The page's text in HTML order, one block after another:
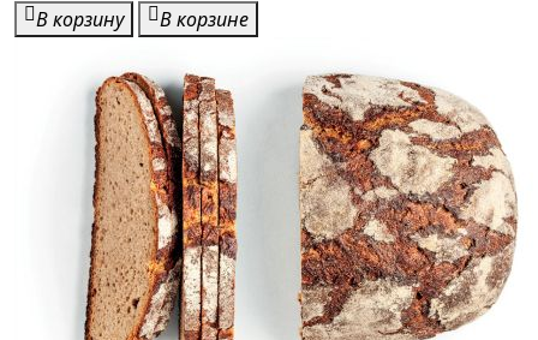
В корзину
В корзине